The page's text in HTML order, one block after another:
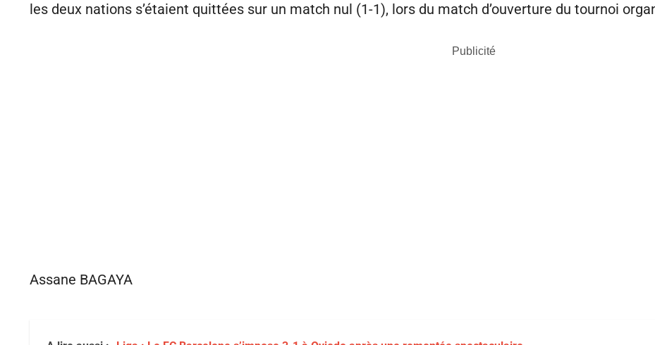
les deux nations s’étaient quittées sur un match nul (1-1), lors du match d’ouverture du tournoi
Publicité
Assane BAGAYA